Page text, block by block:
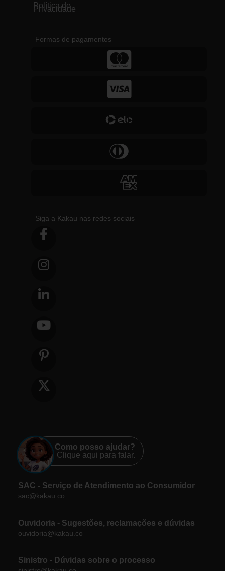
Política de
Privacidade
Formas de pagamentos
Siga a Kakau nas redes sociais
Como posso ajudar?
Clique aqui para falar.
SAC - Serviço de Atendimento ao Consumidor
sac@kakau.co
Ouvidoria - Sugestões, reclamações e dúvidas
ouvidoria@kakau.co
Sinistro - Dúvidas sobre o processo